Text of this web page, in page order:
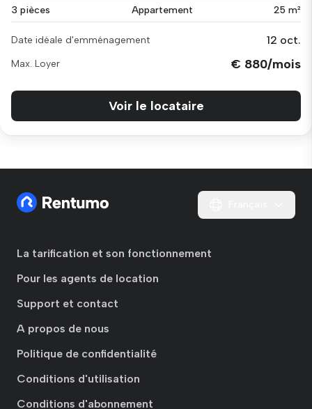
3 pièces Appartement 25 m²
Date idéale d'emménagement 12 oct.
Max. Loyer € 880/mois
Voir le locataire
La tarification et son fonctionnement
Pour les agents de location
Support et contact
A propos de nous
Politique de confidentialité
Conditions d'utilisation
Conditions d'abonnement